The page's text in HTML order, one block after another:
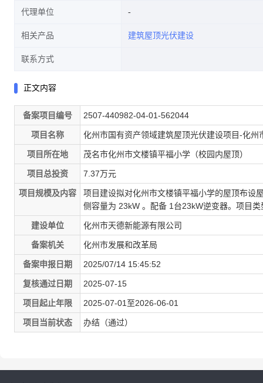
代理单位
相关产品 建筑屋顶光伏建设
联系方式
正文内容
备案项目编号 2507-440982-04-01-562044
项目名称 化州市国有资产领域建筑屋顶光伏建设项目-化州
项目所在地 茂名市化州市文楼镇平福小学（校园内屋顶）
项目总投资 7.37万元
项目规模及内容
项目建设拟对化州市文楼镇平福小学的屋顶布设
侧容量为 23kW 。配备 1台23kW逆变器。项目
建设单位 化州市天德新能源有限公司
备案机关 化州市发展和改革局
备案申报日期 2025/07/14 15:45:52
复核通过日期 2025-07-15
项目起止年限 2025-07-01至2026-06-01
项目当前状态 办结（通过）